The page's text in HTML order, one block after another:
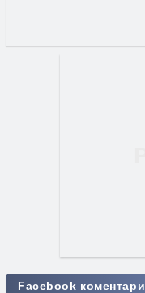
Facebook коментари